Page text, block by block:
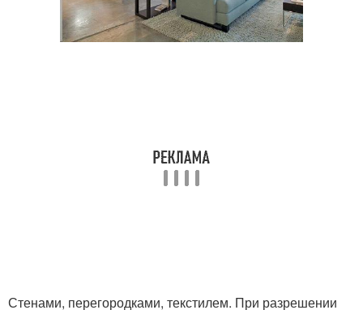
Стенами, перегородками, текстилем. При разрешении